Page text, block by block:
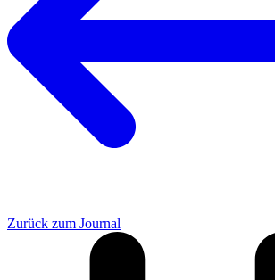
Zurück zum Journal